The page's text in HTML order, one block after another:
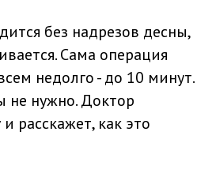
без надрезов десны,
Сама операция
недолго - до 10 минут.
не нужно. Доктор
расскажет, как это